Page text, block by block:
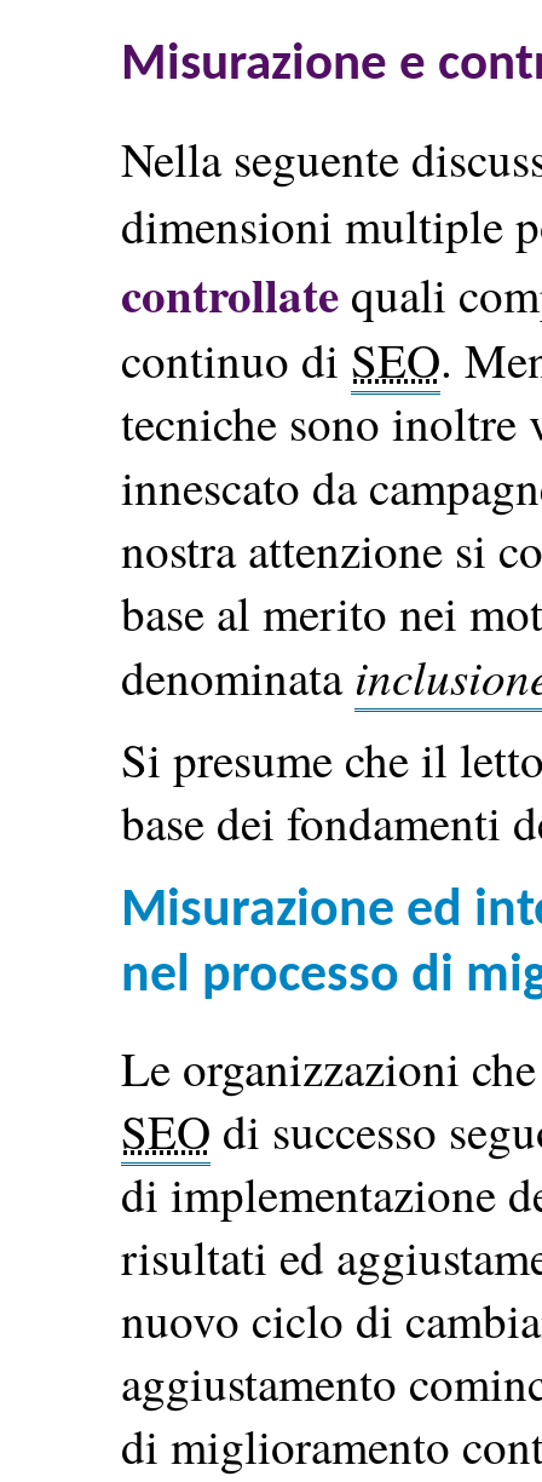
Misurazione e
Nella seguente
dimensioni multiple
controllate quali
continuo di SEO.
tecniche sono
innescato da
nostra attenzione si
base al merito nei
denominata
Si presume che il
base dei fondamenti
Misurazione ed
nel processo di
Le organizzazioni
SEO di successo
di implementazione
risultati ed
nuovo ciclo di
aggiustamento
di miglioramento